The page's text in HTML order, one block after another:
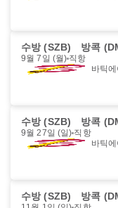
수방 (SZB) 방콕
9월 7일 (월) 직항
바틱
수방 (SZB) 방콕
9월 27일 (일) 직항
바틱
수방 (SZB) 방콕